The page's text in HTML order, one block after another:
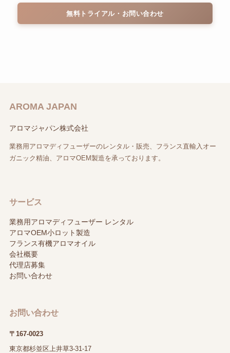
無料トライアル・お問い合わせ
AROMA JAPAN
アロマジャパン株式会社
業務用アロマディフューザーのレンタル・販売、フランス直輸入オー
ガニック精油、アロマOEM製造を承っております。
サービス
業務用アロマディフューザー レンタル
アロマOEM小ロット製造
フランス有機アロマオイル
会社概要
代理店募集
お問い合わせ
お問い合わせ
〒167-0023
東京都杉並区上井草3-31-17